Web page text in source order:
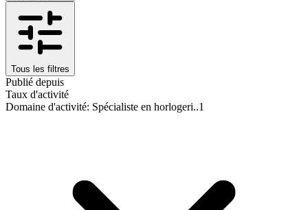
Tous les filtres
Publié depuis
Taux d'activité
Domaine d'activité: Spécialiste en horlogeri..1